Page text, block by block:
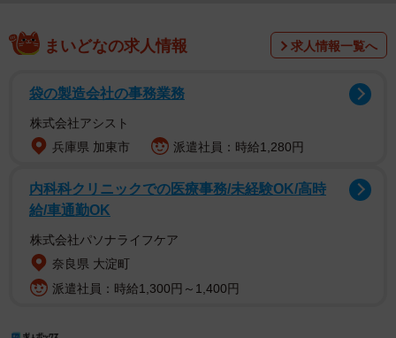
まいどなの求人情報 求人情報一覧へ
袋の製造会社の事務業務
株式会社アシスト
兵庫県 加東市
派遣社員：時給1,280円
内科科クリニックでの医療事務/未経験OK/高時
給/車通勤OK
株式会社パソナライフケア
奈良県 大淀町
派遣社員：時給1,300円～1,400円